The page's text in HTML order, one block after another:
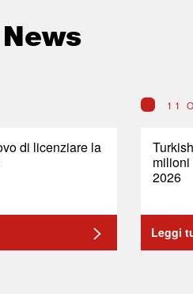
di licenziare la
11
2026
Leggi